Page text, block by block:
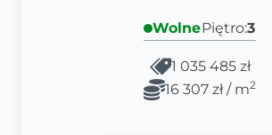
WolnePiętro:3
1 035 485 zł
16 307 zł / m2